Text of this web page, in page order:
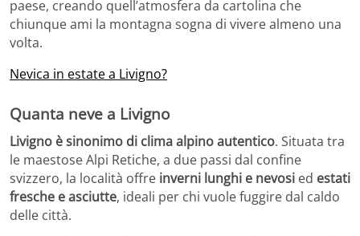
paese, creando quell’atmosfera da cartolina che
chiunque ami la montagna sogna di vivere almeno una
volta.
Nevica in estate a Livigno?
Quanta neve a Livigno
Livigno è sinonimo di clima alpino autentico. Situata tra
le maestose Alpi Retiche, a due passi dal confine
svizzero, la località offre inverni lunghi e nevosi ed estati
fresche e asciutte, ideali per chi vuole fuggire dal caldo
delle città.